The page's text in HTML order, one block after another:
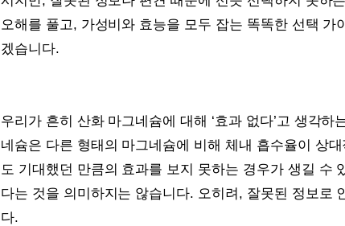
오해를 풀고, 가성비와 효능을 모두 잡는 똑똑한 선택
겠습니다.
우리가 흔히 산화 마그네슘에 대해 ‘효과 없다’고 생각
네슘은 다른 형태의 마그네슘에 비해 체내 흡수율이 상
도 기대했던 만큼의 효과를 보지 못하는 경우가 생길 수
다는 것을 의미하지는 않습니다. 오히려, 잘못된 정보로
다.